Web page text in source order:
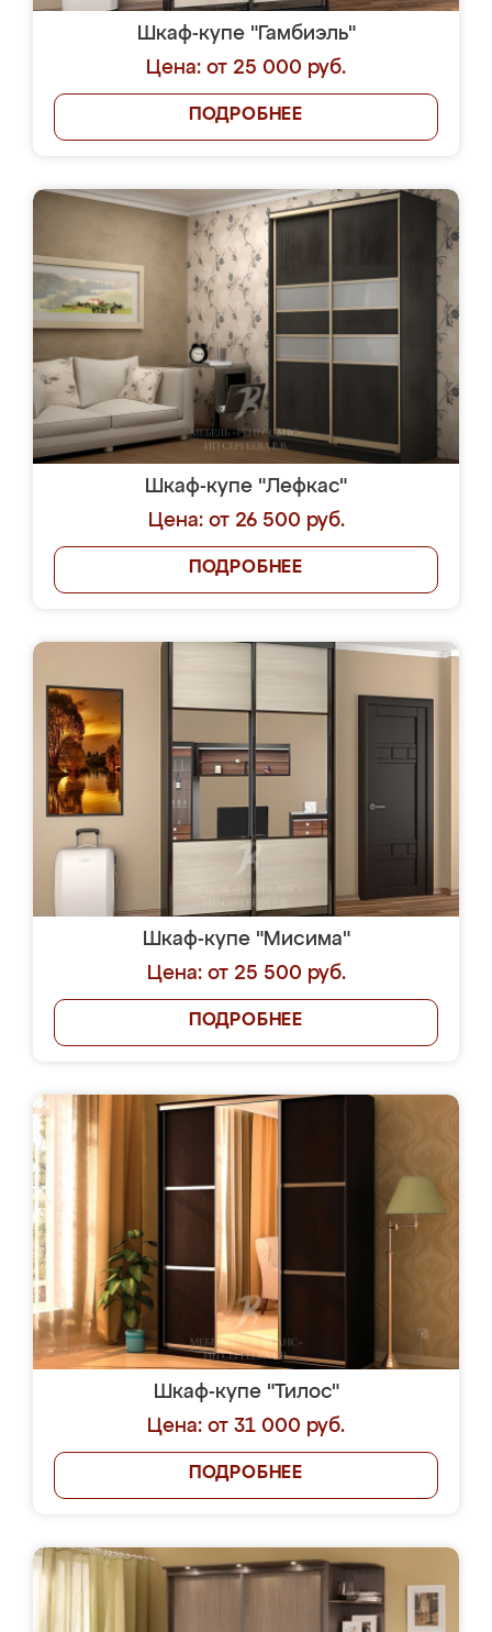
Шкаф-купе "Гамбиэль"
Цена: от 25 000 руб.
ПОДРОБНЕЕ
Шкаф-купе "Лефкас"
Цена: от 26 500 руб.
ПОДРОБНЕЕ
Шкаф-купе "Мисима"
Цена: от 25 500 руб.
ПОДРОБНЕЕ
Шкаф-купе "Тилос"
Цена: от 31 000 руб.
ПОДРОБНЕЕ